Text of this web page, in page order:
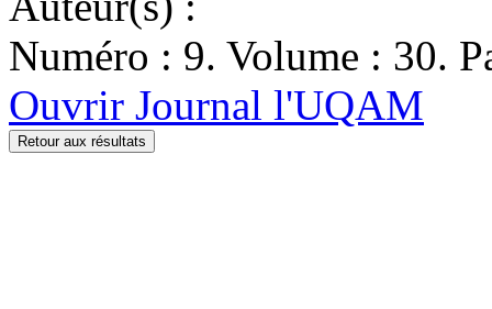
Numéro : 9. Volume : 30.
Ouvrir Journal l'UQAM
Retour aux résultats